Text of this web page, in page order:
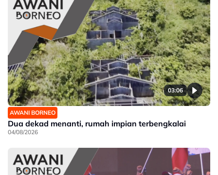
03:06
AWANI BORNEO
Dua dekad menanti, rumah impian terbengkalai
04/08/2026